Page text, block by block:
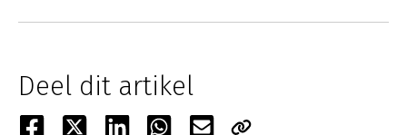
Deel dit artikel